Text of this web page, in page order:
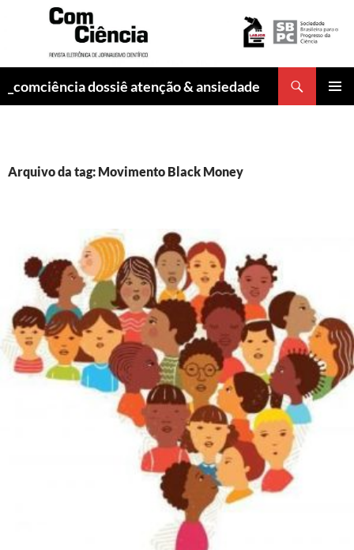
_comciência dossiê atenção & ansiedade
Arquivo da tag: Movimento Black Money